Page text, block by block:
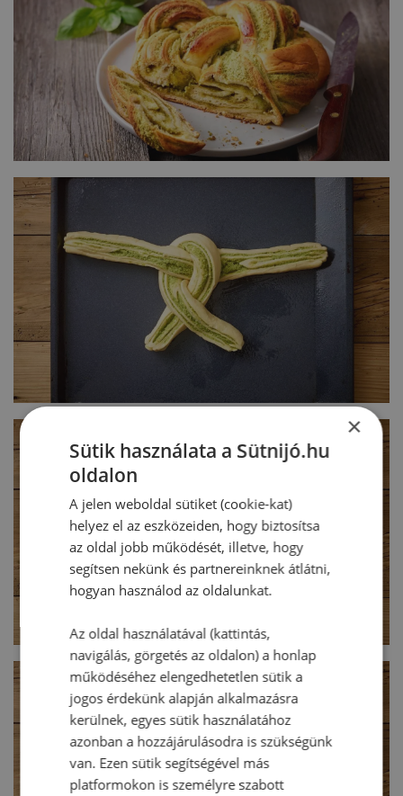
×
Sütik használata a Sütnijó.hu
oldalon
A jelen weboldal sütiket (cookie-kat)
helyez el az eszközeiden, hogy biztosítsa
az oldal jobb működését, illetve, hogy
segítsen nekünk és partnereinknek átlátni,
hogyan használod az oldalunkat.
Az oldal használatával (kattintás,
navigálás, görgetés az oldalon) a honlap
működéséhez elengedhetetlen sütik a
jogos érdekünk alapján alkalmazásra
kerülnek, egyes sütik használatához
azonban a hozzájárulásodra is szükségünk
van. Ezen sütik segítségével más
platformokon is személyre szabott